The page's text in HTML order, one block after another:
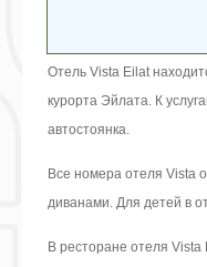
Отель Vista Eilat
курорта Эйлата. К
автостоянка.
Все номера отеля Vista
диванами. Для детей в
В ресторане отеля